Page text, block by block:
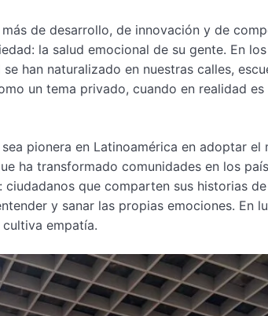
de desarrollo, de innovación y de
la salud emocional de su gente. En
han naturalizado en nuestras calles,
un tema privado, cuando en realidad
pionera en Latinoamérica en adoptar el
ha transformado comunidades en los
ciudadanos que comparten sus historias
y sanar las propias emociones. En
empatía.